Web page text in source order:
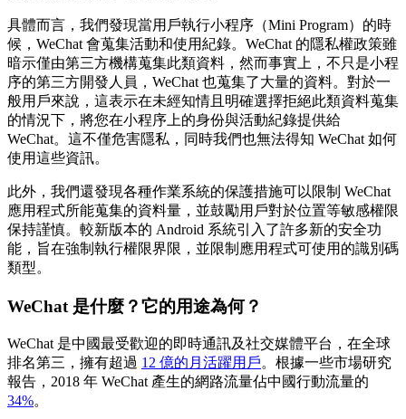
具體而言，我們發現當用戶執行小程序（Mini Program）的時
候，WeChat 會蒐集活動和使用紀錄。WeChat 的隱私權政策雖
暗示僅由第三方機構蒐集此類資料，然而事實上，不只是小程
序的第三方開發人員，WeChat 也蒐集了大量的資料。對於一
般用戶來說，這表示在未經知情且明確選擇拒絕此類資料蒐集
的情況下，將您在小程序上的身份與活動紀錄提供給
WeChat。這不僅危害隱私，同時我們也無法得知 WeChat 如何
使用這些資訊。
此外，我們還發現各種作業系統的保護措施可以限制 WeChat
應用程式所能蒐集的資料量，並鼓勵用戶對於位置等敏感權限
保持謹慎。較新版本的 Android 系統引入了許多新的安全功
能，旨在強制執行權限界限，並限制應用程式可使用的識別碼
類型。
WeChat 是什麼？它的用途為何？
WeChat 是中國最受歡迎的即時通訊及社交媒體平台，在全球
排名第三，擁有超過 12 億的月活躍用戶。根據一些市場研究
報告，2018 年 WeChat 產生的網路流量佔中國行動流量的
34%。